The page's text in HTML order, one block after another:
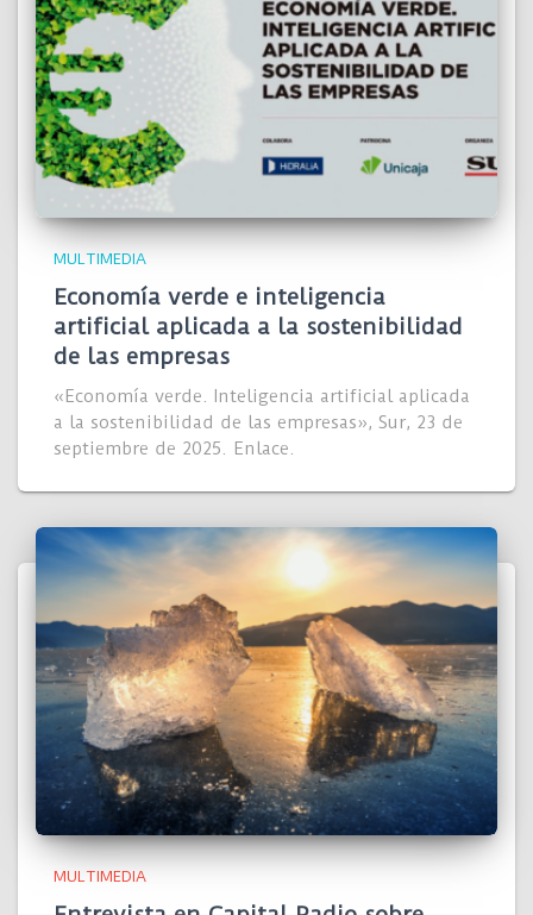
MULTIMEDIA
Economía verde e inteligencia
artificial aplicada a la sostenibilidad
de las empresas
«Economía verde. Inteligencia artificial aplicada
a la sostenibilidad de las empresas», Sur, 23 de
septiembre de 2025. Enlace.
MULTIMEDIA